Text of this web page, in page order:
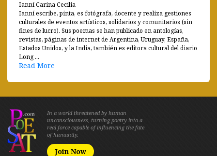
Ianní Carina Cecilia
Ianní escribe, pinta, es fotógrafa, docente y realiza gestiones
culturales de eventos artísticos, solidarios y comunitarios (sin
fines de lucro). Sus poemas se han publicado en antologías,
revistas, páginas de internet de Argentina, Uruguay, España,
Estados Unidos, y la India, también es editora cultural del diario
Long ...
Read More
In a world threatened by human
unconsciousness, turning poetry into a
real force capable of influencing the fate
of humanity.
Join Now